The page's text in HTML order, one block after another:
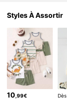
Styles À Assortir
10 ,99€ Dès